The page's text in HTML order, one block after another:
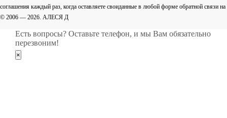
соглашения каждый раз, когда оставляете своиданные в любой форме обратной связи
© 2006 — 2026. АЛЕСЯ Д
Есть вопросы? Оставьте телефон, и мы Вам обязательно
перезвоним!
×